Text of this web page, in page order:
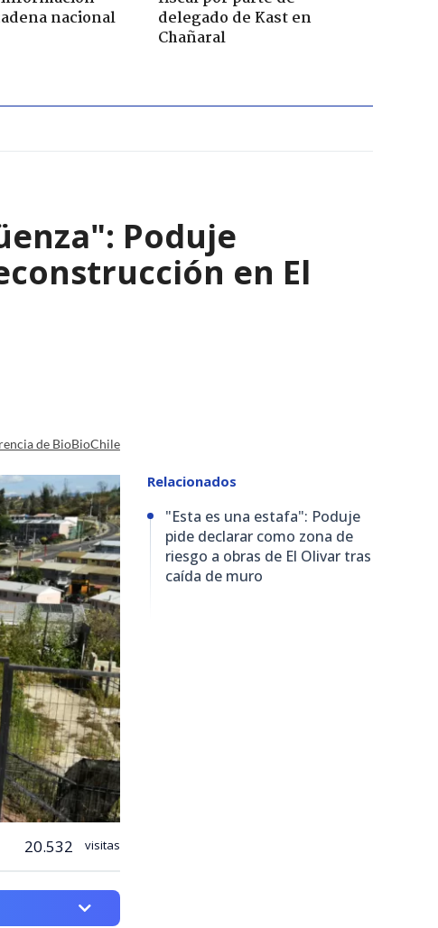
nacional
delegado de Kast en
Chañaral
Poduje
en El
de BioBioChile
20.532 visitas
Relacionados
"Esta es una estafa": Poduje
pide declarar como zona de
riesgo a obras de El Olivar tras
caída de muro